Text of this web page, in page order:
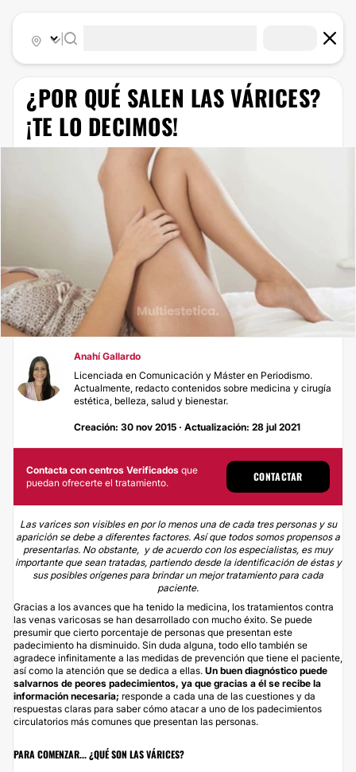
​¿POR QUÉ SALEN LAS VÁRICES?
¡TE LO DECIMOS!
Anahí Gallardo
Licenciada en Comunicación y Máster en Periodismo.
Actualmente, redacto contenidos sobre medicina y cirugía
estética, belleza, salud y bienestar.
Creación: 30 nov 2015 · Actualización: 28 jul 2021
Contacta con centros Verificados que
puedan ofrecerte el tratamiento.
CONTACTAR
Las varices son visibles en por lo menos una de cada tres personas y su
aparición se debe a diferentes factores. Así que todos somos propensos a
presentarlas. No obstante, y de acuerdo con los especialistas, es muy
importante que sean tratadas, partiendo desde la identificación de éstas y
sus posibles orígenes para brindar un mejor tratamiento para cada
paciente.
Gracias a los avances que ha tenido la medicina, los tratamientos contra
las venas varicosas se han desarrollado con mucho éxito. Se puede
presumir que cierto porcentaje de personas que presentan este
padecimiento ha disminuido. Sin duda alguna, todo ello también se
agradece infinitamente a las medidas de prevención que tiene el paciente,
así como la atención que se dedica a ellas. Un buen diagnóstico puede
salvarnos de peores padecimientos, ya que gracias a él se recibe la
información necesaria; responde a cada una de las cuestiones y da
respuestas claras para saber cómo atacar a uno de los padecimientos
circulatorios más comunes que presentan las personas.
PARA COMENZAR... ¿QUÉ SON LAS VÁRICES?